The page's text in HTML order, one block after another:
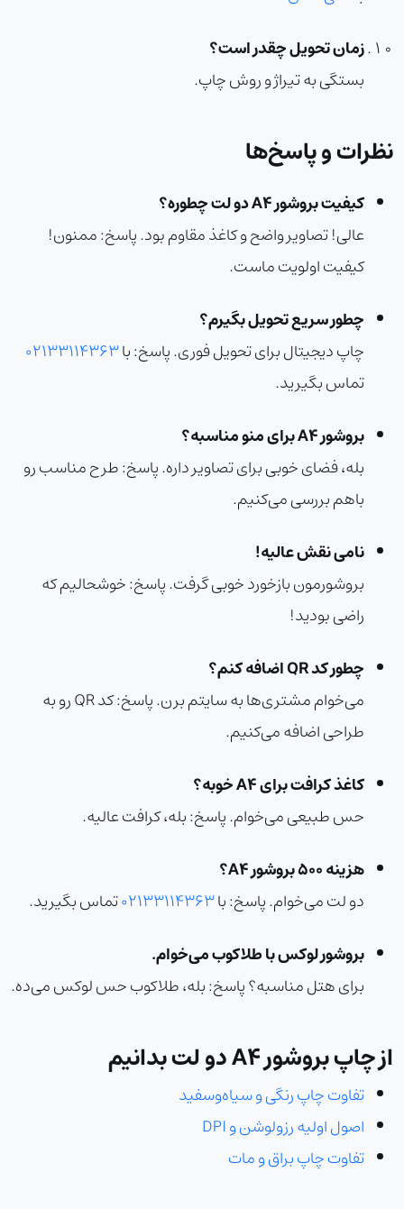
زمان تحویل چقدر است؟
بستگی به تیراژ و روش چاپ.
نظرات و پاسخ‌ها
کیفیت بروشور A4 دو لت چطوره؟
عالی! تصاویر واضح و کاغذ مقاوم بود.پاسخ:ممنون!
کیفیت اولویت ماست.
چطور سریع تحویل بگیرم؟
چاپ دیجیتال برای تحویل فوری.پاسخ:با02133114363
تماس بگیرید.
بروشور A4 برای منو مناسبه؟
بله، فضای خوبی برای تصاویر داره.پاسخ:طرح مناسب رو
باهم بررسی می‌کنیم.
نامی نقش عالیه!
بروشورمون بازخورد خوبی گرفت.پاسخ:خوشحالیم که
راضی بودید!
چطور کد QR اضافه کنم؟
می‌خوام مشتری‌ها به سایتم برن.پاسخ:
کد QR رو به
طراحی اضافه می‌کنیم.
کاغذ کرافت برای A4 خوبه؟
حس طبیعی می‌خوام.پاسخ:بله، کرافت عالیه.
هزینه ۵۰۰ بروشور A4؟
دو لت می‌خوام.پاسخ:با02133114363تماس بگیرید.
بروشور لوکس با طلاکوب می‌خوام.
برای هتل مناسبه؟پاسخ:بله، طلاکوب حس لوکس می‌ده.
از چاپ بروشور A4 دو لت بدانیم
تفاوت چاپ رنگی و سیاه‌وسفید
اصول اولیه رزولوشن و DPI
تفاوت چاپ براق و مات